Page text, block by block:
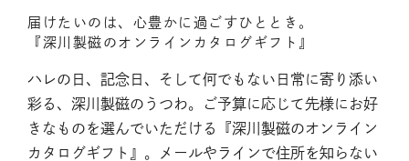
届けたいのは、心豊かに過ごすひととき。
『深川製磁のオンラインカタログギフト』
ハレの日、記念日、そして何でもない日常に寄り添い
彩る、深川製磁のうつわ。ご予算に応じて先様にお好
きなものを選んでいただける『深川製磁のオンライン
カタログギフト』。メールやラインで住所を知らない